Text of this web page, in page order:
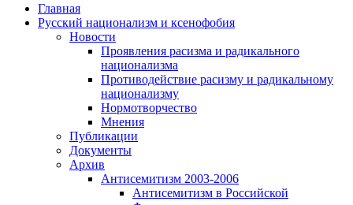
Главная
Русский национализм и ксенофобия
Новости
Проявления расизма и радикального
национализма
Противодействие расизму и радикальному
национализму
Нормотворчество
Мнения
Публикации
Документы
Архив
Антисемитизм 2003-2006
Антисемитизм в Российской